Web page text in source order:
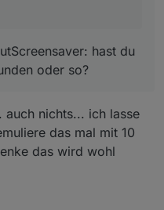
hast du
oder so?
nichts... ich lasse
das mal mit 10
das wird wohl